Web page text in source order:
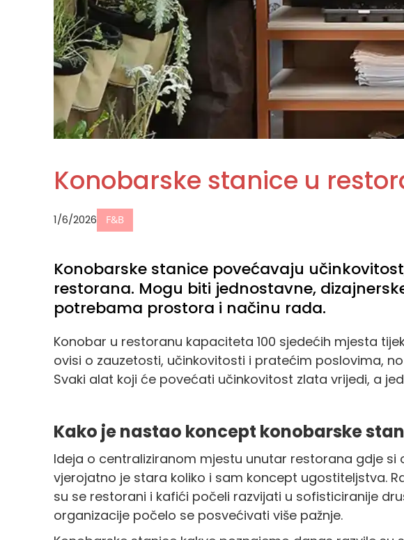
Konobarske stanice u
1/6/2026 F&B
Konobarske stanice povećavaju
restorana. Mogu biti jednostavne,
potrebama prostora i načinu rada.
Konobar u restoranu kapaciteta 100 sjedećih mjesta
ovisi o zauzetosti, učinkovitosti i pratećim poslovima,
Svaki alat koji će povećati učinkovitost zlata vrijedi, a
Kako je nastao koncept konobarske
Ideja o centraliziranom mjestu unutar restorana gdje
vjerojatno je stara koliko i sam koncept ugostiteljstva.
su se restorani i kafići počeli razvijati u sofisticiranije
organizacije počelo se posvećivati više pažnje.